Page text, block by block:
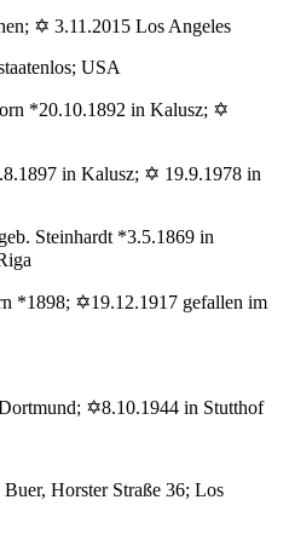
; ✡ 3.11.2015 Los Angeles
USA
*20.10.1892 in Kalusz; ✡
in Kalusz; ✡ 19.9.1978 in
Steinhardt *3.5.1869 in
*1898; ✡19.12.1917 gefallen im
✡8.10.1944 in Stutthof
Horster Straße 36; Los